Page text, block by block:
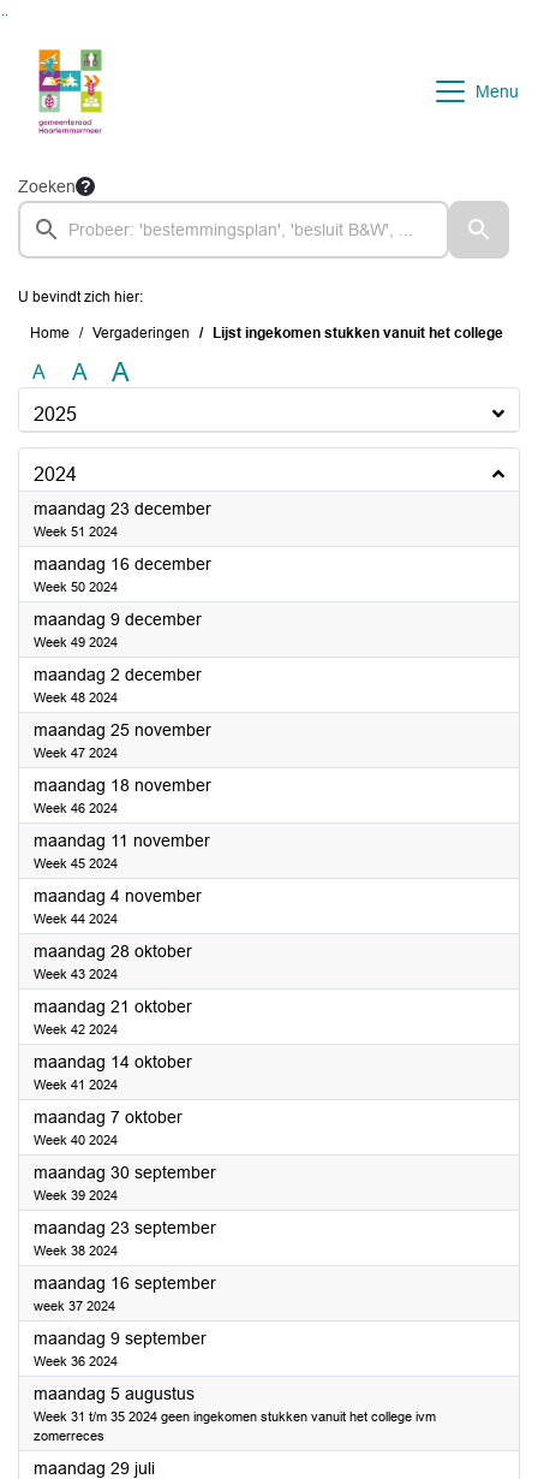
Menu
Zoeken
U bevindt zich hier:
Home Vergaderingen Lijst ingekomen stukken vanuit het college
A A A
2025
2024
maandag 23 december2024
Week 51 2024
maandag 16 december2024
Week 50 2024
maandag 9 december2024
Week 49 2024
maandag 2 december2024
Week 48 2024
maandag 25 november2024
Week 47 2024
maandag 18 november2024
Week 46 2024
maandag 11 november2024
Week 45 2024
maandag 4 november2024
Week 44 2024
maandag 28 oktober2024
Week 43 2024
maandag 21 oktober2024
Week 42 2024
maandag 14 oktober2024
Week 41 2024
maandag 7 oktober2024
Week 40 2024
maandag 30 september2024
Week 39 2024
maandag 23 september2024
Week 38 2024
maandag 16 september2024
week 37 2024
maandag 9 september2024
Week 36 2024
maandag 5 augustus2024
Week 31 t/m 35 2024 geen ingekomen stukken vanuit het college ivm
zomerreces
maandag 29 juli2024